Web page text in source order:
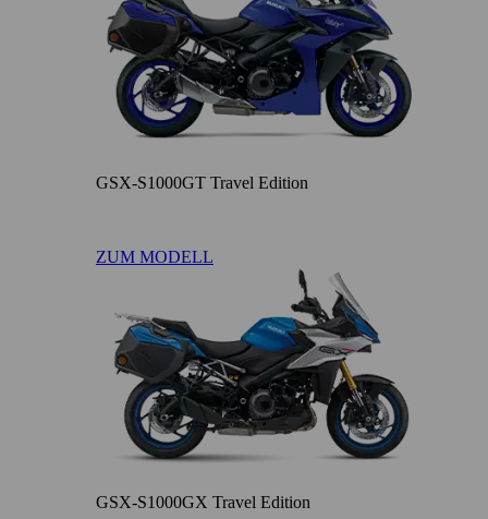
GSX-S1000GT Travel Edition
ZUM MODELL
GSX-S1000GX Travel Edition